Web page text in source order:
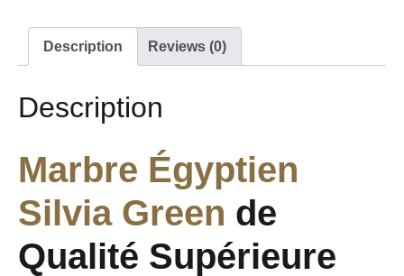
Description Reviews (0)
Description
Marbre Égyptien
Silvia Green de
Qualité Supérieure